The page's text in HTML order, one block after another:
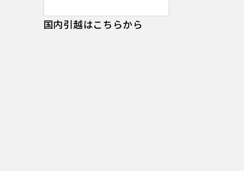
国内引越はこちらから